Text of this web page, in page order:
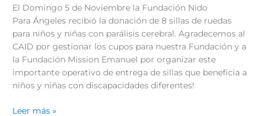
El Domingo 5 de Noviembre la Fundación Nido
Para Ángeles recibió la donación de 8 sillas de ruedas
para niños y niñas con parálisis cerebral. Agradecemos al
CAID por gestionar los cupos para nuestra Fundación y a
la Fundación Mission Emanuel por organizar este
importante operativo de entrega de sillas que beneficia a
niños y niñas con discapacidades diferentes!
Leer más »